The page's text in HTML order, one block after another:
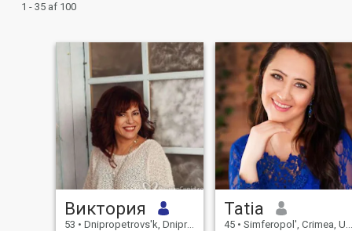
1 - 35 af 100
Виктория
53 • Dnipropetrovs'k, Dnipropetrovs'k, Ukraine
Tatia
45 • Simferopol', Crimea, Ukraine